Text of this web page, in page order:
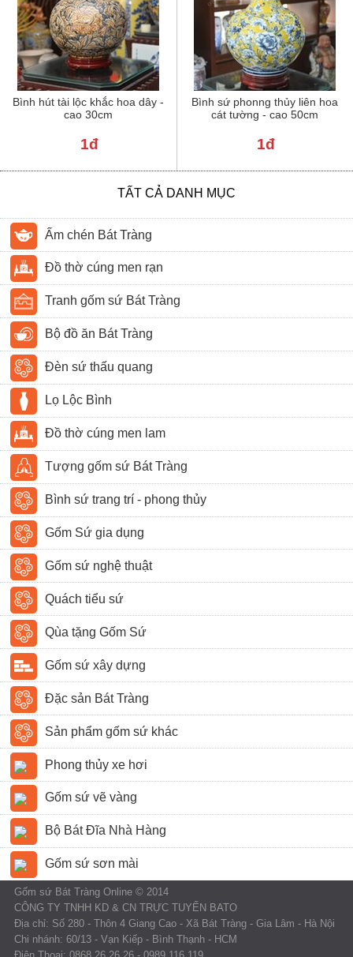
Bình hút tài lộc khắc hoa dây -
cao 30cm
1đ
Bình sứ phonng thủy liên hoa
cát tường - cao 50cm
1đ
TẤT CẢ DANH MỤC
Ấm chén Bát Tràng
Đồ thờ cúng men rạn
Tranh gốm sứ Bát Tràng
Bộ đồ ăn Bát Tràng
Đèn sứ thấu quang
Lọ Lộc Bình
Đồ thờ cúng men lam
Tượng gốm sứ Bát Tràng
Bình sứ trang trí - phong thủy
Gốm Sứ gia dụng
Gốm sứ nghệ thuật
Quách tiểu sứ
Qùa tặng Gốm Sứ
Gốm sứ xây dựng
Đặc sản Bát Tràng
Sản phẩm gốm sứ khác
Phong thủy xe hơi
Gốm sứ vẽ vàng
Bộ Bát Đĩa Nhà Hàng
Gốm sứ sơn mài
Gốm sứ Bát Tràng Online © 2014
CÔNG TY TNHH KD & CN TRỰC TUYẾN BATO
Địa chỉ: Số 280 - Thôn 4 Giang Cao - Xã Bát Tràng - Gia Lâm - Hà Nội
Chi nhánh: 60/13 - Vạn Kiếp - Bình Thạnh - HCM